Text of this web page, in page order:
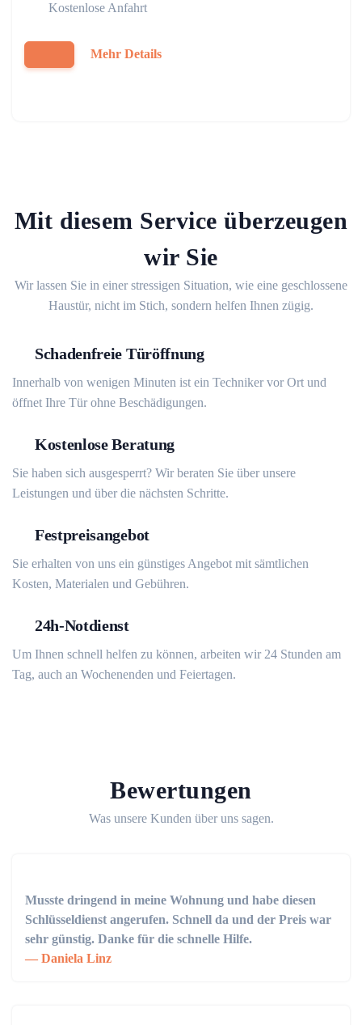
Kostenlose Anfahrt
Mehr Details
Mit diesem Service überzeugen
wir Sie
Wir lassen Sie in einer stressigen Situation, wie eine geschlossene
Haustür, nicht im Stich, sondern helfen Ihnen zügig.
Schadenfreie Türöffnung
Innerhalb von wenigen Minuten ist ein Techniker vor Ort und
öffnet Ihre Tür ohne Beschädigungen.
Kostenlose Beratung
Sie haben sich ausgesperrt? Wir beraten Sie über unsere
Leistungen und über die nächsten Schritte.
Festpreisangebot
Sie erhalten von uns ein günstiges Angebot mit sämtlichen
Kosten, Materialen und Gebühren.
24h-Notdienst
Um Ihnen schnell helfen zu können, arbeiten wir 24 Stunden am
Tag, auch an Wochenenden und Feiertagen.
Bewertungen
Was unsere Kunden über uns sagen.
Musste dringend in meine Wohnung und habe diesen
Schlüsseldienst angerufen. Schnell da und der Preis war
sehr günstig. Danke für die schnelle Hilfe.
Daniela Linz